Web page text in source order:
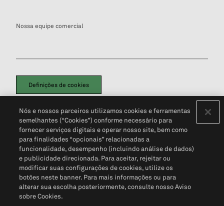
Nossa equipe comercial
Definições de cookies
Política de PrivacidadePortal de privacidade do cliente (em inglês)
Não Venda Minhas Informações Pessoais© 2026 S&P Global
Nós e nossos parceiros utilizamos cookies e ferramentas
semelhantes (“Cookies”) conforme necessário para
fornecer serviços digitais e operar nosso site, bem como
para finalidades “opcionais” relacionadas a
funcionalidade, desempenho (incluindo análise de dados)
e publicidade direcionada. Para aceitar, rejeitar ou
modificar suas configurações de cookies, utilize os
botões neste banner. Para mais informações ou para
alterar sua escolha posteriormente, consulte nosso Aviso
sobre Cookies.